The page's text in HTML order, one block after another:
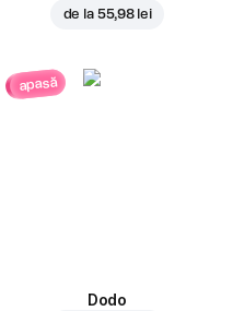
de la 55,98 lei
apasă
Dodo